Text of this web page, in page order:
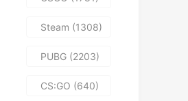
Steam (1308)
PUBG (2203)
CS:GO (640)